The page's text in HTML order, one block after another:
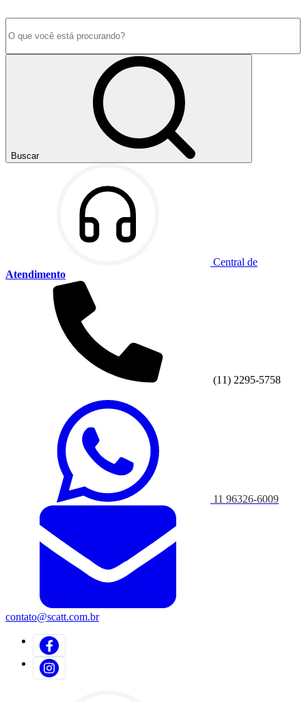
Buscar
Central de
Atendimento
(11) 2295-5758
11 96326-6009
contato@scatt.com.br